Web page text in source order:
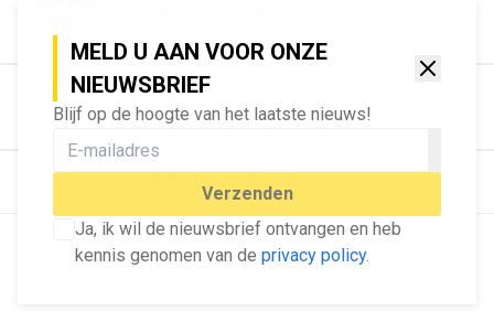
MELD U AAN VOOR ONZE
NIEUWSBRIEF
Blijf op de hoogte van het laatste nieuws!
Verzenden
Ja, ik wil de nieuwsbrief ontvangen en heb
kennis genomen van de privacy policy.
© Dé Duurzame Uitgeverij